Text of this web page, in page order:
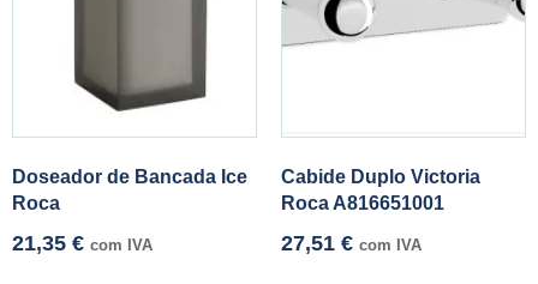
Doseador de Bancada Ice
Roca
21,35 € com IVA
Cabide Duplo Victoria
Roca A816651001
27,51 € com IVA